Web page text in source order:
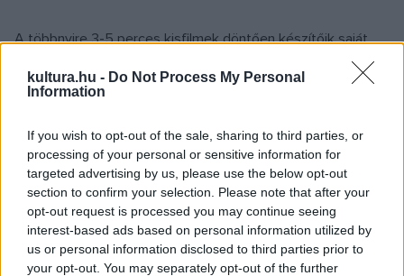
kultura.hu - Do Not Process My Personal
Information
If you wish to opt-out of the sale, sharing to third parties, or
processing of your personal or sensitive information for
targeted advertising by us, please use the below opt-out
section to confirm your selection. Please note that after your
opt-out request is processed you may continue seeing
interest-based ads based on personal information utilized by
us or personal information disclosed to third parties prior to
your opt-out. You may separately opt-out of the further
A többnyire 3-5 perces kisfilmek döntően készítőik saját
világát, a maguk életét mutatják be. Ezek a filmek őszinték,
a hiteles önkifejezés megnyilvánulásai. Olyan világra nyitnak
Fábián Gábor, aki a zsirai intézmény munkatársaként
foglalkozik az otthon mozgóképkészítés iránt érdeklődő
lakóival.
A filmkészítők megélik az alkotás örömét, elismerést
kapnak. Ezeknek a tényezőknek lényeges